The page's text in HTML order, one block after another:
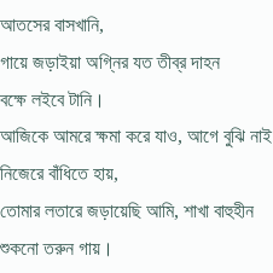
আতসের বাসখানি,
গায়ে জড়াইয়া অগ্নির যত তীব্র দাহন
বক্ষে লইবে টানি।
আজিকে আমরে ক্ষমা করে যাও, আগে বুঝি নাই
নিজেরে বাঁধিতে হায়,
তোমার লতারে জড়ায়েছি আমি, শাখা বাহুহীন
শুকনো তরুন গায়।